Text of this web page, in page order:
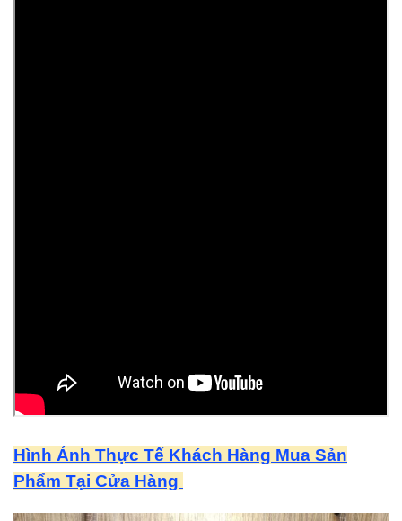
Hình Ảnh Thực Tế Khách Hàng Mua Sản
Phẩm Tại Cửa Hàng